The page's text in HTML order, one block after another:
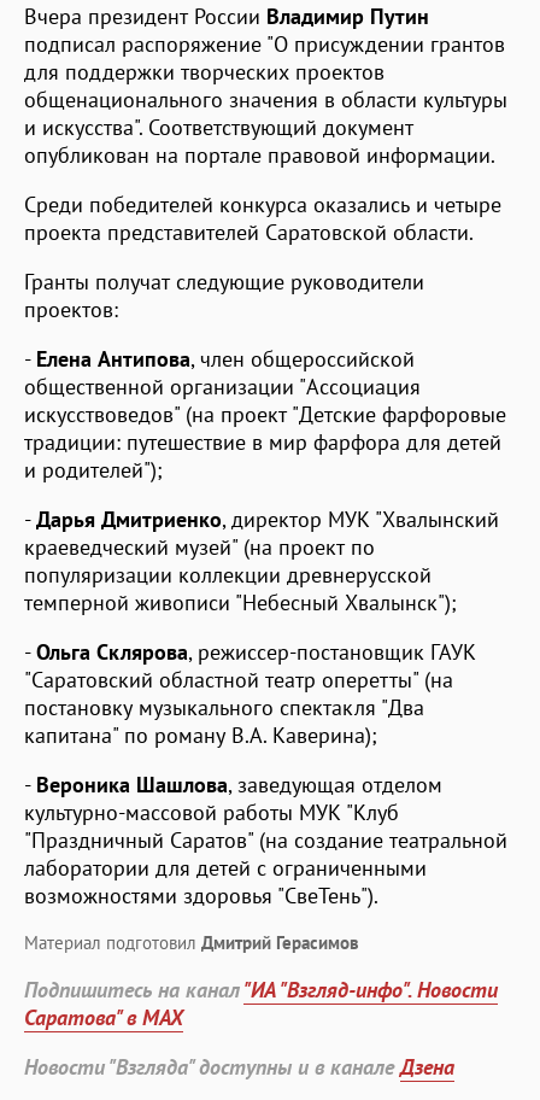
Вчера президент России Владимир Путин
подписал распоряжение "О присуждении грантов
для поддержки творческих проектов
общенационального значения в области культуры
и искусства". Соответствующий документ
опубликован на портале правовой информации.
Среди победителей конкурса оказались и четыре
проекта представителей Саратовской области.
Гранты получат следующие руководители
проектов:
- Елена Антипова, член общероссийской
общественной организации "Ассоциация
искусствоведов" (на проект "Детские фарфоровые
традиции: путешествие в мир фарфора для детей
и родителей");
-Дарья Дмитриенко, директор МУК "Хвалынский
краеведческий музей" (на проект по
популяризации коллекции древнерусской
темперной живописи "Небесный Хвалынск");
-Ольга Склярова, режиссер-постановщик ГАУК
"Саратовский областной театр оперетты" (на
постановку музыкального спектакля "Два
капитана" по роману В.А. Каверина);
- Вероника Шашлова, заведующая отделом
культурно-массовой работы МУК "Клуб
"Праздничный Саратов" (на создание театральной
лаборатории для детей с ограниченными
возможностями здоровья "СвеТень").
Материал подготовил Дмитрий Герасимов
Подпишитесь на канал"ИА "Взгляд-инфо". Новости
Саратова" в MAX
Новости "Взгляда" доступны и в каналеДзена